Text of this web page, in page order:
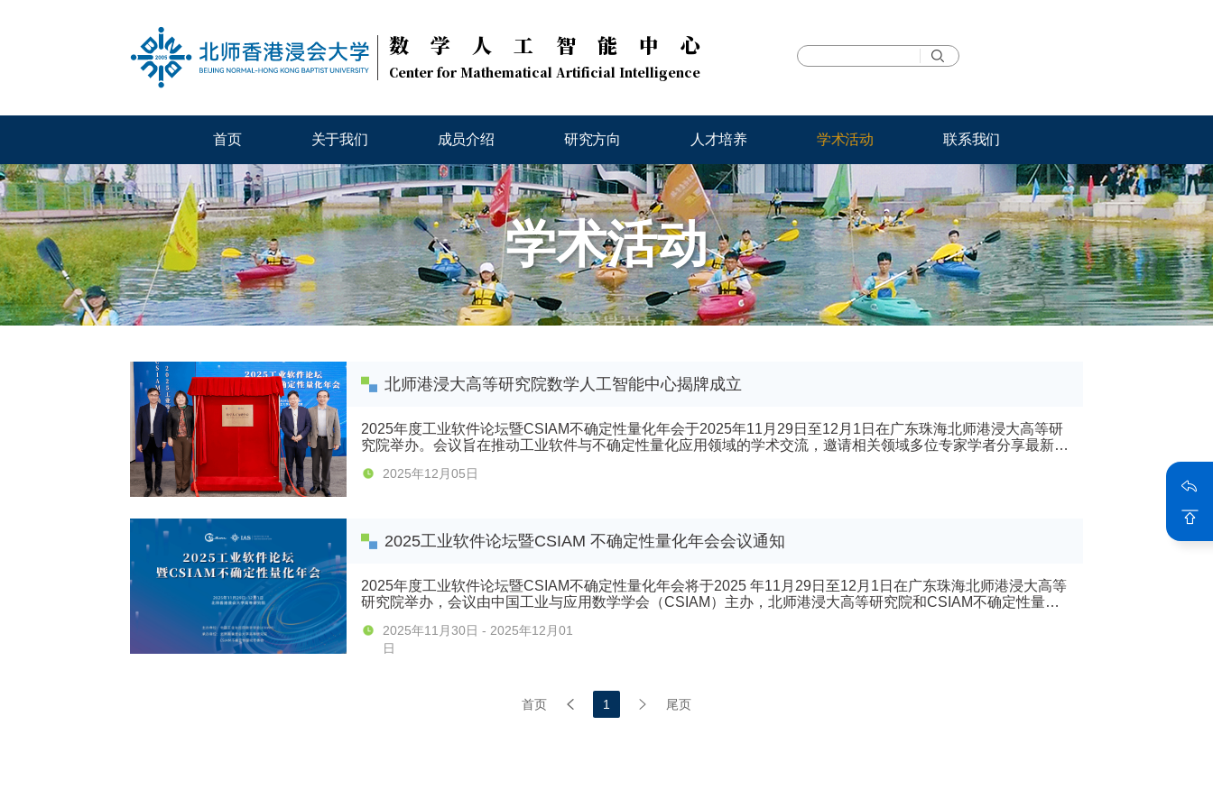
数学人工智能中心
Center for Mathematical Artificial Intelligence
首页 关于我们 成员介绍 研究方向 人才培养 学术活动 联系我们
学术活动
北师港浸大高等研究院数学人工智能中心揭牌成立
2025年度工业软件论坛暨CSIAM不确定性量化年会于2025年11月29日至12月1日在广东珠海北师港浸大高等研
究院举办。会议旨在推动工业软件与不确定性量化应用领域的学术交流，邀请相关领域多位专家学者分享最新研
高等研究院 "数学人工智能中心" 揭牌。数学人工智能中心(CMAI)落地于北师港浸大高等研究院，依托研究院在
2025年12月05日
2025工业软件论坛暨CSIAM 不确定性量化年会会议通知
2025年度工业软件论坛暨CSIAM不确定性量化年会将于2025 年11月29日至12月1日在广东珠海北师港浸大高等
研究院举办，会议由中国工业与应用数学学会（CSIAM）主办，北师港浸大高等研究院和CSIAM不确定性量化
者分享最新研究进展，促进技术创新与成果落地。1、会议具体安排如下:报到时间:2025年11月29日14:00-
-21:00报到地点:珠海香山邑酒店会议时间:...
2025年11月30日 - 2025年12月01
日
首页 1 尾页